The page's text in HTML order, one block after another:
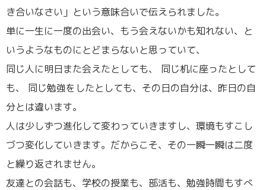
き合いなさい」という意味合いで伝えられました。
単に一生に一度の出会い、もう会えないかも知れない、と
いうようなものにとどまらないと思っていて、
同じ人に明日また会えたとしても、 同じ机に座ったとして
も、 同じ勉強をしたとしても、その日の自分は、昨日の自
分とは違います。
人は少しずつ進化して変わっていきますし、環境もすこし
づつ変化していきます。だからこそ、その一瞬一瞬は二度
と繰り返されません。
友達との会話も、学校の授業も、部活も、勉強時間もすべ